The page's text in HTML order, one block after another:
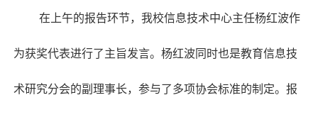
在上午的报告环节，我校信息技术中心主任杨红波作
为获奖代表进行了主旨发言。杨红波同时也是教育信息技
术研究分会的副理事长，参与了多项协会标准的制定。报